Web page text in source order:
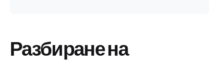
Разбиране на